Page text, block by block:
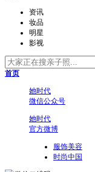
资讯
妆品
明星
影视
首页
她时代
微信公众号
她时代
官方微博
服饰美容
时尚中国